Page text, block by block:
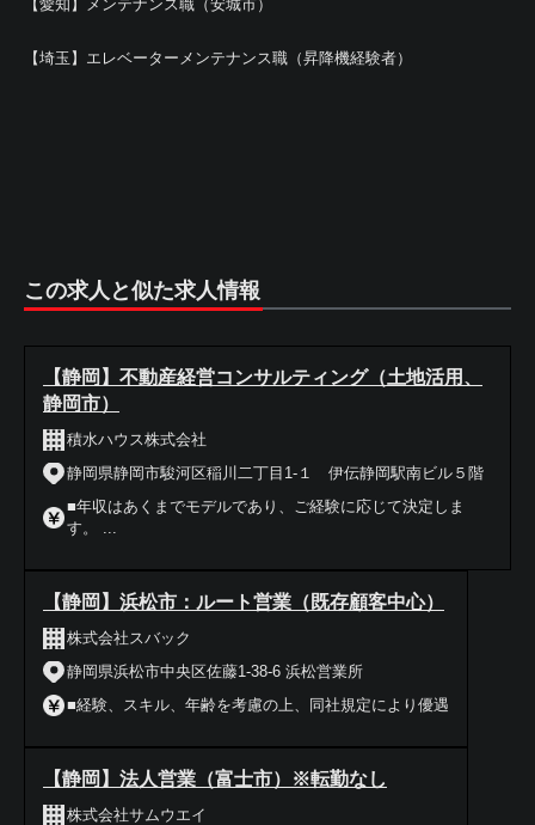
【愛知】メンテナンス職（安城市）
【埼玉】エレベーターメンテナンス職（昇降機経験者）
この求人と似た求人情報
【静岡】不動産経営コンサルティング（土地活用、
静岡市）
積水ハウス株式会社
静岡県静岡市駿河区稲川二丁目1-１ 伊伝静岡駅南ビル５階
■年収はあくまでモデルであり、ご経験に応じて決定しま
す。 ...
【静岡】浜松市：ルート営業（既存顧客中心）
株式会社スバック
静岡県浜松市中央区佐藤1-38-6 浜松営業所
■経験、スキル、年齢を考慮の上、同社規定により優遇
【静岡】法人営業（富士市）※転勤なし
株式会社サムウエイ